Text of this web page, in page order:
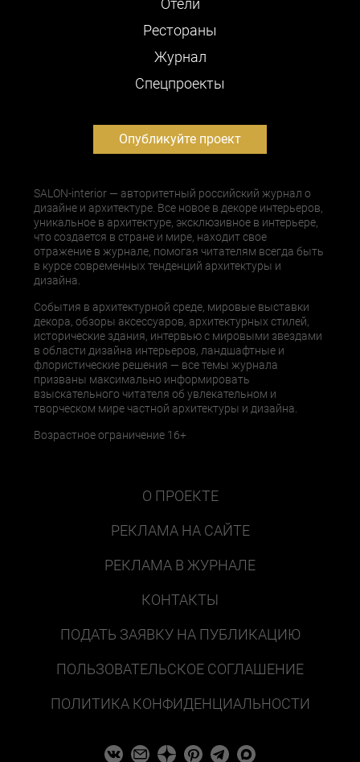
Отели
Рестораны
Журнал
Cпецпроекты
Опубликуйте проект
SALON-interior — авторитетный российский журнал о
дизайне и архитектуре. Все новое в декоре интерьеров,
уникальное в архитектуре, эксклюзивное в интерьере,
что создается в стране и мире, находит свое
отражение в журнале, помогая читателям всегда быть
в курсе современных тенденций архитектуры и
дизайна.
События в архитектурной среде, мировые выставки
декора, обзоры аксессуаров, архитектурных стилей,
исторические здания, интервью с мировыми звездами
в области дизайна интерьеров, ландшафтные и
флористические решения — все темы журнала
призваны максимально информировать
взыскательного читателя об увлекательном и
творческом мире частной архитектуры и дизайна.
Возрастное ограничение 16+
О ПРОЕКТЕ
РЕКЛАМА НА САЙТЕ
РЕКЛАМА В ЖУРНАЛЕ
КОНТАКТЫ
ПОДАТЬ ЗАЯВКУ НА ПУБЛИКАЦИЮ
ПОЛЬЗОВАТЕЛЬСКОЕ СОГЛАШЕНИЕ
ПОЛИТИКА КОНФИДЕНЦИАЛЬНОСТИ